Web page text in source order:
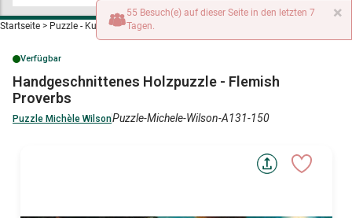
Startseite > Puzzle - Kunst >Handgeschnittenes Holzpuzzle - Flemish Proverbs
Verfügbar
Handgeschnittenes Holzpuzzle - Flemish
Proverbs
Puzzle Michèle WilsonPuzzle-Michele-Wilson-A131-150